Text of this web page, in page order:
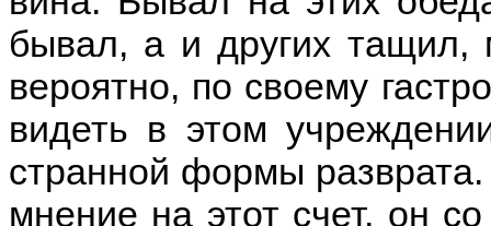
бывал, а и других тащил,
вероятно, по своему
видеть в этом
странной формы
мнение на этот счет, он